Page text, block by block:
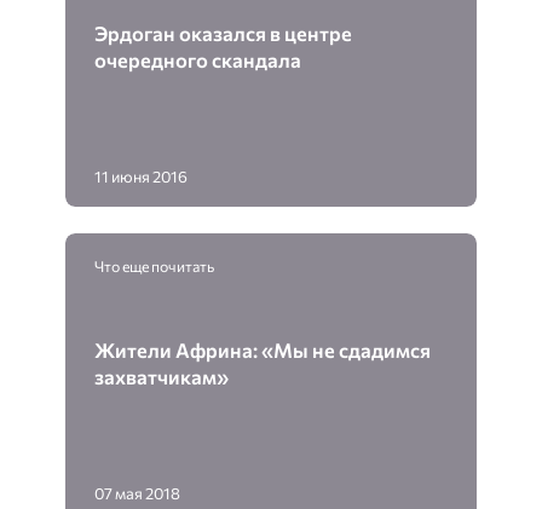
Эрдоган оказался в центре
очередного скандала
11 июня 2016
Что еще почитать
Жители Африна: «Мы не сдадимся
захватчикам»
07 мая 2018